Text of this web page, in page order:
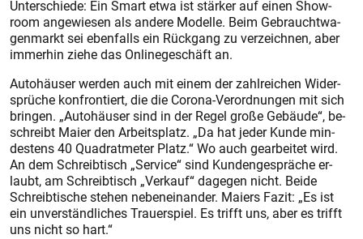
Un­ter­schie­de: Ein Smart et­wa ist stär­ker auf ei­nen Show­
room an­ge­wie­sen als an­de­re Mo­del­le. Beim Ge­braucht­wa­
gen­markt sei eben­falls ein Rück­gang zu ver­zeich­nen, aber
im­mer­hin zie­he das On­line­ge­schäft an.
Au­to­häu­ser wer­den auch mit ei­nem der zahl­rei­chen Wi­der­
sprü­che kon­fron­tiert, die die Co­ro­na-­Ver­ord­nun­gen mit sich
brin­gen. „Au­to­häu­ser sind in der Re­gel gro­ße Ge­bäu­de“, be­
schreibt Mai­er den Ar­beits­platz. „Da hat je­der Kun­de min­
des­tens 40 Qua­drat­me­ter Platz.“ Wo auch ge­ar­bei­tet wird.
An dem Schreib­tisch „Ser­vice“ sind Kun­den­ge­sprä­che er­
laubt, am Schreib­tisch „Ver­kauf“ da­ge­gen nicht. Bei­de
Schreib­ti­sche ste­hen ne­ben­ein­an­der. Mai­ers Fa­zit: „Es ist
ein un­ver­ständ­li­ches Trau­er­spiel. Es trifft uns, aber es trifft
uns nicht so hart.“